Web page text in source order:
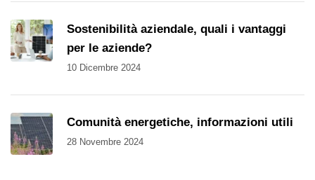
Sostenibilità aziendale, quali i vantaggi
per le aziende?
10 Dicembre 2024
Comunità energetiche, informazioni utili
28 Novembre 2024